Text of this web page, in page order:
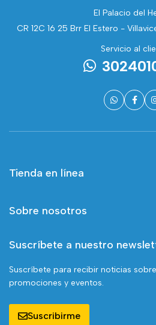
El Palacio del
CR 12C 16 25 Brr El Estero -
Servicio al
Tienda en línea
Sobre nosotros
Suscríbete a nuestro
Suscríbete para recibir noticias
promociones y eventos.
Suscribirme